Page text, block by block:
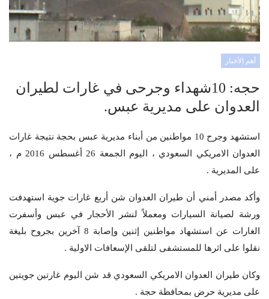
أهم الأخبار
حجه: 10شهداء وجرحى في غارات لطيران
العدوان على مديرية عبس.
استشهد وجرح 10 مواطنين من أبناء مديرية عبس بحجة نتيجة غارات
العدوان الامريكي السعودي ، اليوم الجمعة 26 أغسطس 2016 م ،
على المديرية .
وأكد مصدر أمني أن طيران العدوان شن أربع غارات جوية استهدفت
ورشة لصيانة السيارات ومعملاً لنشر الأحجار في عبس وأسفرت
الغارات عن استشهاد مواطنين إثنين وإصابة 8 آخرين بجروح بليغة
نقلوا على اثرها للمستشفى لتلقى الإسعافات الاولية .
وكان طيران العدوان الامريكي السعودي قد شن اليوم غارتين جويتين
على مديرية حرض بمحافظة حجة .